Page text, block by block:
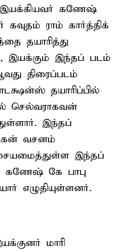
இயக்கியவர் கணேஷ்
கவுதம் ராம் கார்த்திக்
தயாரித்து
இயக்கும் இந்தப் படம்
திரைப்படம்
தயாரிப்பில்
செல்வராகவன்
இந்தப்
வசனம்
இந்தப்
கணேஷ் கே பாபு
எழுதியுள்ளனர்.
மாரி